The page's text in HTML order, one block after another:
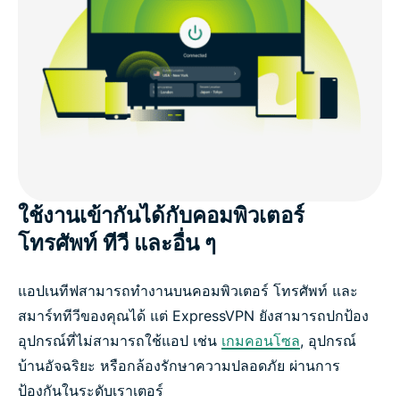
ใช้งานเข้ากันได้กับคอมพิวเตอร์
โทรศัพท์ ทีวี และอื่น ๆ
แอปเนทีฟสามารถทำงานบนคอมพิวเตอร์ โทรศัพท์ และ
สมาร์ททีวีของคุณได้ แต่ ExpressVPN ยังสามารถปกป้อง
อุปกรณ์ที่ไม่สามารถใช้แอป เช่น เกมคอนโซล, อุปกรณ์
บ้านอัจฉริยะ หรือกล้องรักษาความปลอดภัย ผ่านการ
ป้องกันในระดับเราเตอร์